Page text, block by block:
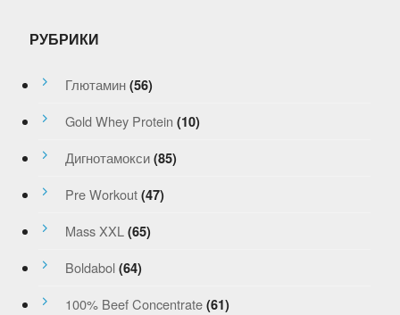
РУБРИКИ
Глютамин (56)
Gold Whey Protein (10)
Дигнотамокси (85)
Pre Workout (47)
Mass XXL (65)
Boldabol (64)
100% Beef Concentrate (61)